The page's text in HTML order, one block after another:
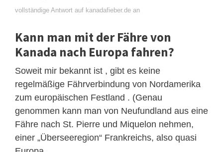
vollständige Antwort auf kanadafieber.de an
Kann man mit der Fähre von
Kanada nach Europa fahren?
Soweit mir bekannt ist , gibt es keine
regelmäßige Fährverbindung von Nordamerika
zum europäischen Festland . (Genau
genommen kann man von Neufundland aus eine
Fähre nach St. Pierre und Miquelon nehmen,
einer „Überseeregion“ Frankreichs, also quasi